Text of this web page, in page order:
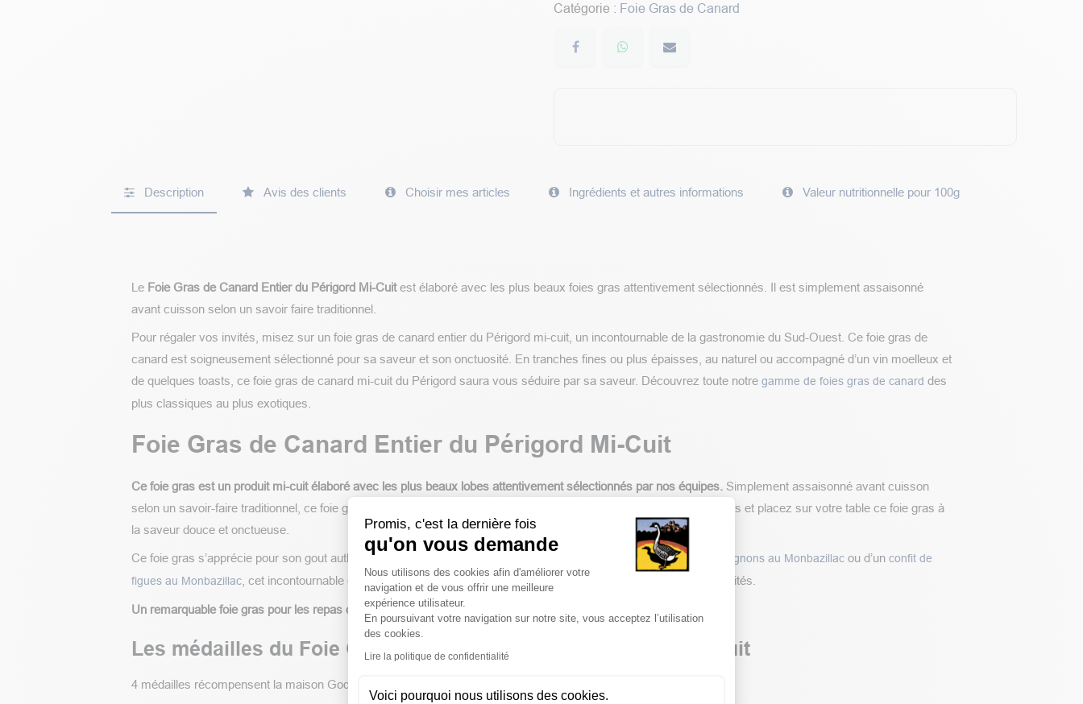
Promis, c'est la dernière fois
qu'on vous demande
Plateforme de Gestion du Consentement : Personnalisez vos Options
Nous utilisons des cookies afin d'améliorer votre
navigation et de vous offrir une meilleure
expérience utilisateur.
En poursuivant votre navigation sur notre site, vous acceptez l’utilisation
des cookies.
Lire la politique de confidentialité
Voici pourquoi nous utilisons des cookies.
Axeptio consent
Catégorie : Foie Gras de Canard
Description Avis des clients Choisir mes articles Ingrédients et autres informations Valeur nutritionnelle pour 100g
Le Foie Gras de Canard Entier du Périgord Mi-Cuitest élaboré avec les plus beaux foies gras attentivement sélectionnés. Il est simplement assaisonné
avant cuisson selon un savoir faire traditionnel.
Pour régaler vos invités, misez sur un foie gras de canard entier du Périgord mi-cuit, un incontournable de la gastronomie du Sud-Ouest. Ce foie gras de
canard est soigneusement sélectionné pour sa saveur et son onctuosité. En tranches fines ou plus épaisses, au naturel ou accompagné d’un vin moelleux et
de quelques toasts, ce foie gras de canard mi-cuit du Périgord saura vous séduire par sa saveur. Découvrez toute notre gamme de foies gras de canard des
plus classiques au plus exotiques.
Foie Gras de Canard Entier du Périgord Mi-Cuit
Ce foie gras est un produit mi-cuit élaboré avec les plus beaux lobes attentivement sélectionnés par nos équipes.Simplement assaisonné avant cuisson
selon un savoir-faire traditionnel, ce foie gras est un grand classique de la maison Godard. Faites plaisir à vos invités et placez sur votre table ce foie gras à
la saveur douce et onctueuse.
Ce foie gras s’apprécie pour son gout authentique qui rappelle le terroir de notre région. Accompagné d’unconfit d’oignons au Monbazillacou d’un confit de
figues au Monbazillac, cet incontournable de la gastronomie du Périgord mettra en exergue tous les sens de vos invités.
Un remarquable foie gras pour les repas du dimanche en famille et entre amis !
Les médailles du Foie Gras de Canard Entier du Périgord Mi-Cuit
4 médailles récompensent la maison Godard pour ce foie gras.